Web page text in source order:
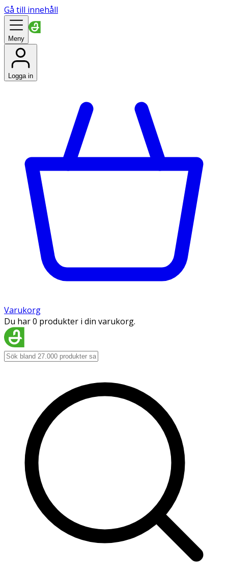
Gå till innehåll
Meny
Logga in
Varukorg
Du har 0 produkter i din varukorg.